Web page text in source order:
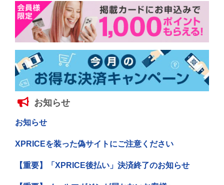
お知らせ
お知らせ
XPRICEを装った偽サイトにご注意ください
【重要】「XPRICE後払い」決済終了のお知らせ